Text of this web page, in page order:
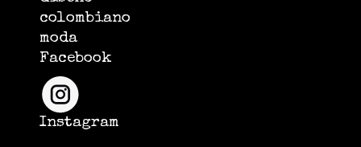
Facebook
Instagram